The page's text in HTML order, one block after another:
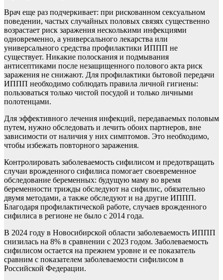
Врач еще раз подчеркивает: при рискованном сексуальном
поведении, частых случайных половых связях существенно
возрастает риск заражения несколькими инфекциями
одновременно, а универсального лекарства или
универсального средства профилактики ИППП не
существует. Никакие полоскания и подмывания
антисептиками после незащищенного полового акта риск
заражения не снижают. Для профилактики бытовой передачи
ИППП необходимо соблюдать правила личной гигиены:
пользоваться только чистой посудой и только личными
полотенцами.
Для эффективного лечения инфекций, передаваемых половым
путем, нужно обследовать и лечить обоих партнеров, вне
зависимости от наличия у них симптомов. Это необходимо,
чтобы избежать повторного заражения.
Контролировать заболеваемость сифилисом и предотвращать
случаи врожденного сифилиса помогает своевременное
обследование беременных: будущую маму во время
беременности трижды обследуют на сифилис, обязательно
двумя методами, а также обследуют и на другие ИППП.
Благодаря профилактической работе, случаев врожденного
сифилиса в регионе не было с 2014 года.
В 2024 году в Новосибирской области заболеваемость ИППП
снизилась на 8% в сравнении с 2023 годом. Заболеваемость
сифилисом остается на прежнем уровне и ее показатель
сравним с показателем заболеваемости сифилисом в
Российской Федерации.